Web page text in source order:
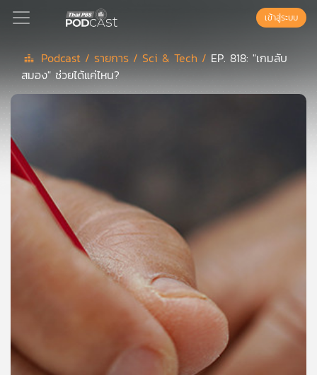
Podcast
ย์
ลิ
สต์
แนะนำ
เข้าสู่ระบบ
Podcast / รายการ / Sci & Tech / EP. 818: "เกมลับ
สมอง" ช่วยได้แค่ไหน?